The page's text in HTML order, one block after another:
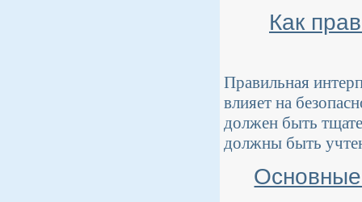
Как
Правильная
влияет на
должен быть
должны быть
Основные